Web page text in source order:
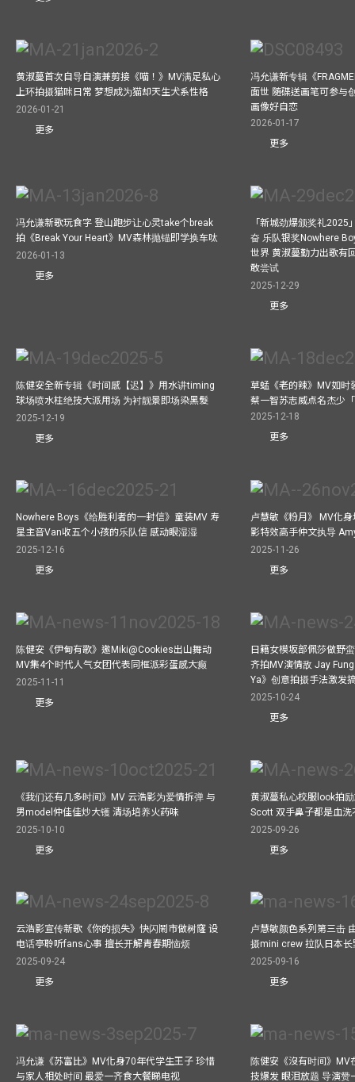
黄淑蔓首次自导自演兼剪接《喵！》MV满足私心
上环拍摄猫咪日常 梦想成为猫却天生犬系性格
2026-01-21
更多
冯允谦新专辑《
面世 随碟送画笔可参与
画像好自恋
2026-01-17
更多
冯允谦新歌玩食字 登山跑步让心灵take个break
拍《Break Your Heart》MV森林抛锚即学换车呔
2026-01-13
更多
「新城劲爆颁奖礼2025
奋 乐队银奖Nowhere
世界 黄淑蔓勤力出歌有
敢尝试
2025-12-29
更多
陈健安全新专辑《时间感【迟】》用水讲timing
球场喷水柱绝技大派用场 为衬靓景即场染黑髮
2025-12-19
更多
草蜢《老的辣》MV如时
蔡一智苏志威点名杰少
2025-12-18
更多
Nowhere Boys《给胜利者的一封信》童装MV 寿
星主音Van收五个小孩的乐队信 感动眼湿湿
2025-12-16
更多
卢慧敏《粉月》 MV化
影特效高手仲文执导
2025-11-26
更多
陈健安《伊甸有歌》邀Miki@Cookies出山舞动
MV集4个时代人气女团代表同框派彩蛋感大癫
2025-11-11
更多
日籍女模坂部佩莎做野
齐拍MV演情敌 Jay
Ya》创意拍摄手法激发
2025-10-24
更多
《我们还有几多时间》MV 云浩影为爱情拆弹 与
男model仲佳佳炒大镬 清场培养火药味
2025-10-10
更多
黄淑蔓私心校服look拍
Scott 双手鼻子都是血洗
2025-09-26
更多
云浩影宣传新歌《你的损失》快闪鬧市做树窿 设
电话亭聆听fans心事 擅长开解青春期恼烦
2025-09-24
更多
卢慧敏颜色系列第三击
摄mini crew 拉队日本长
2025-09-16
更多
冯允谦《苏富比》MV化身70年代学生王子 珍惜
与家人相处时间 最爱一齐食大餐睇电视
陈健安《沒有时间》MV
技爆发 眼泪放题 导演